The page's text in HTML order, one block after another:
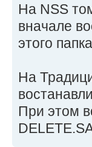
На NSS
вначале
этого
На
При этом